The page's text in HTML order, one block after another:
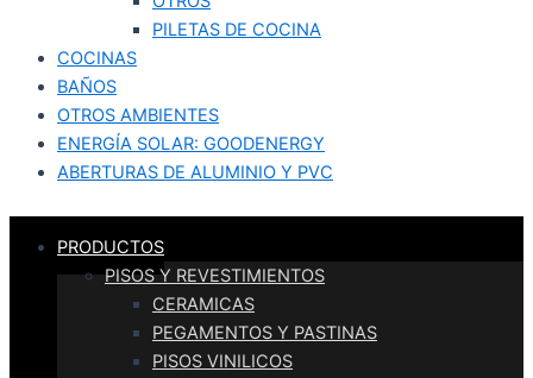
PILETAS DE COCINA
COCINAS
BAÑOS
OTROS AMBIENTES
ENERGÍA SOLAR: GOODENERGY
ABERTURAS DE ALUMINIO Y PVC
PRODUCTOS
PISOS Y REVESTIMIENTOS
CERAMICAS
PEGAMENTOS Y PASTINAS
PISOS VINILICOS